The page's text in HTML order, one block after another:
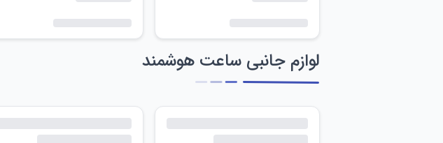
لوازم جانبی ساعت هوشمند